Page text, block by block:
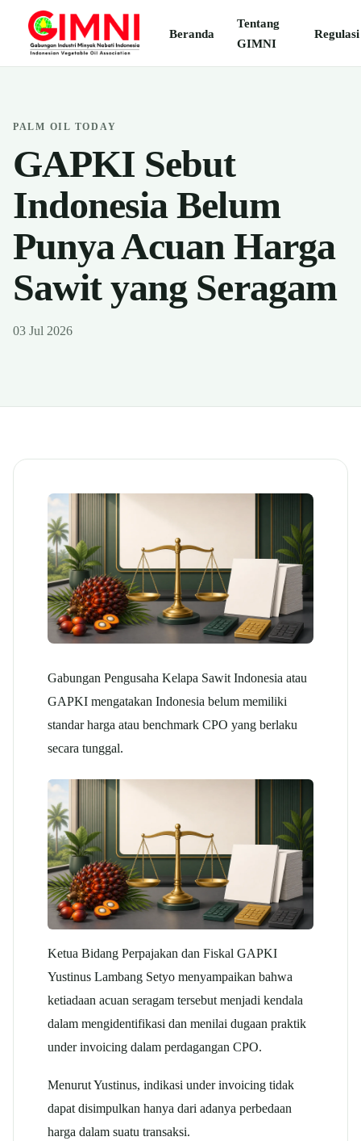
Beranda
Tentang
GIMNI
Regulasi
PALM OIL TODAY
GAPKI Sebut
Indonesia Belum
Punya Acuan Harga
Sawit yang Seragam
03 Jul 2026
Gabungan Pengusaha Kelapa Sawit Indonesia atau
GAPKI mengatakan Indonesia belum memiliki
standar harga atau benchmark CPO yang berlaku
secara tunggal.
Ketua Bidang Perpajakan dan Fiskal GAPKI
Yustinus Lambang Setyo menyampaikan bahwa
ketiadaan acuan seragam tersebut menjadi kendala
dalam mengidentifikasi dan menilai dugaan praktik
under invoicing dalam perdagangan CPO.
Menurut Yustinus, indikasi under invoicing tidak
dapat disimpulkan hanya dari adanya perbedaan
harga dalam suatu transaksi.